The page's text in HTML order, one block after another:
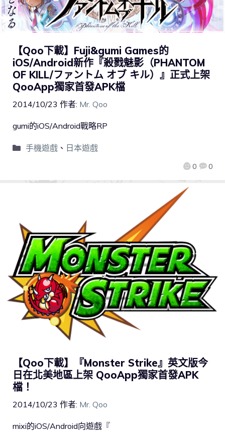
【Qoo下載】Fuji&gumi Games的
iOS/Android新作『殺戮魅影（PHANTOM
OF KILL/ファントム オブ キル）』正式上架
QooApp獨家首發APK檔
2014/10/23 作者: Mr. Qoo
0 0
gumi的iOS/Android戰略RP
手機遊戲、 日本遊戲
【Qoo下載】『Monster Strike』英文版今
日在北美地區上架 QooApp獨家首發APK
檔！
2014/10/23 作者: Mr. Qoo
mixi的iOS/Android向遊戲『